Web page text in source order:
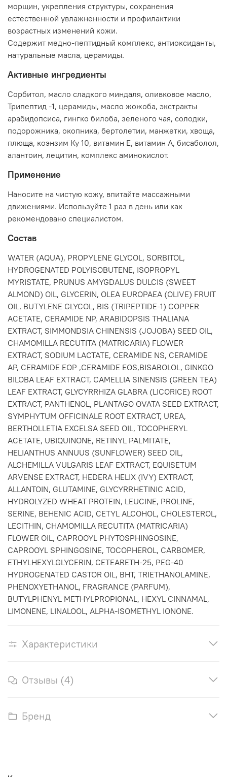
морщин, укрепления структуры, сохранения
естественной увлажненности и профилактики
возрастных изменений кожи.
Содержит медно-пептидный комплекс, антиоксиданты,
натуральные масла, церамиды.
Активные ингредиенты
Сорбитол, масло сладкого миндаля, оливковое масло,
Трипептид -1, церамиды, масло жожоба, экстракты
арабидопсиса, гингко билоба, зеленого чая, солодки,
подорожника, окопника, бертолетии, манжетки, хвоща,
плюща, коэнзим Ку 10, витамин Е, витамин А, бисаболол,
алантоин, лецитин, комплекс аминокислот.
Применение
Наносите на чистую кожу, впитайте массажными
движениями. Используйте 1 раз в день или как
рекомендовано специалистом.
Состав
WATER (AQUA), PROPYLENE GLYCOL, SORBITOL,
HYDROGENATED POLYISOBUTENE, ISOPROPYL
MYRISTATE, PRUNUS AMYGDALUS DULCIS (SWEET
ALMOND) OIL, GLYCERIN, OLEA EUROPAEA (OLIVE) FRUIT
OIL, BUTYLENE GLYCOL, BIS (TRIPEPTIDE-1) COPPER
ACETATE, CERAMIDE NP, ARABIDOPSIS THALIANA
EXTRACT, SIMMONDSIA CHINENSIS (JOJOBA) SEED OIL,
CHAMOMILLA RECUTITA (MATRICARIA) FLOWER
EXTRACT, SODIUM LACTATE, CERAMIDE NS, CERAMIDE
AP, CERAMIDE EOP ,CERAMIDE EOS,BISABOLOL, GINKGO
BILOBA LEAF EXTRACT, CAMELLIA SINENSIS (GREEN TEA)
LEAF EXTRACT, GLYCYRRHIZA GLABRA (LICORICE) ROOT
EXTRACT, PANTHENOL, PLANTAGO OVATA SEED EXTRACT,
SYMPHYTUM OFFICINALE ROOT EXTRACT, UREA,
BERTHOLLETIA EXCELSA SEED OIL, TOCOPHERYL
ACETATE, UBIQUINONE, RETINYL PALMITATE,
HELIANTHUS ANNUUS (SUNFLOWER) SEED OIL,
ALCHEMILLA VULGARIS LEAF EXTRACT, EQUISETUM
ARVENSE EXTRACT, HEDERA HELIX (IVY) EXTRACT,
ALLANTOIN, GLUTAMINE, GLYCYRRHETINIC ACID,
HYDROLYZED WHEAT PROTEIN, LEUCINE, PROLINE,
SERINE, BEHENIC ACID, CETYL ALCOHOL, CHOLESTEROL,
LECITHIN, CHAMOMILLA RECUTITA (MATRICARIA)
FLOWER OIL, CAPROOYL PHYTOSPHINGOSINE,
CAPROOYL SPHINGOSINE, TOCOPHEROL, CARBOMER,
ETHYLHEXYLGLYCERIN, CETEARETH-25, PEG-40
HYDROGENATED CASTOR OIL, BHT, TRIETHANOLAMINE,
PHENOXYETHANOL, FRAGRANCE (PARFUM),
BUTYLPHENYL METHYLPROPIONAL, HEXYL CINNAMAL,
LIMONENE, LINALOOL, ALPHA-ISOMETHYL IONONE.
Характеристики
Отзывы (4)
Бренд